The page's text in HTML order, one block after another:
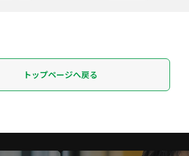
トップページへ戻る